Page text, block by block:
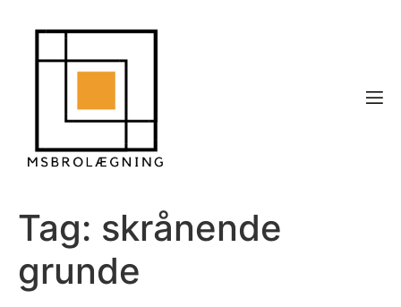
Tag: skrånende
grunde